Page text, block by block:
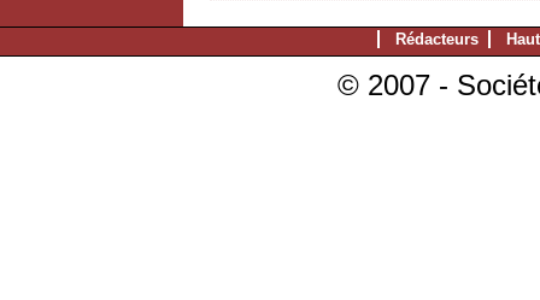
Rédacteurs
© 2007 -